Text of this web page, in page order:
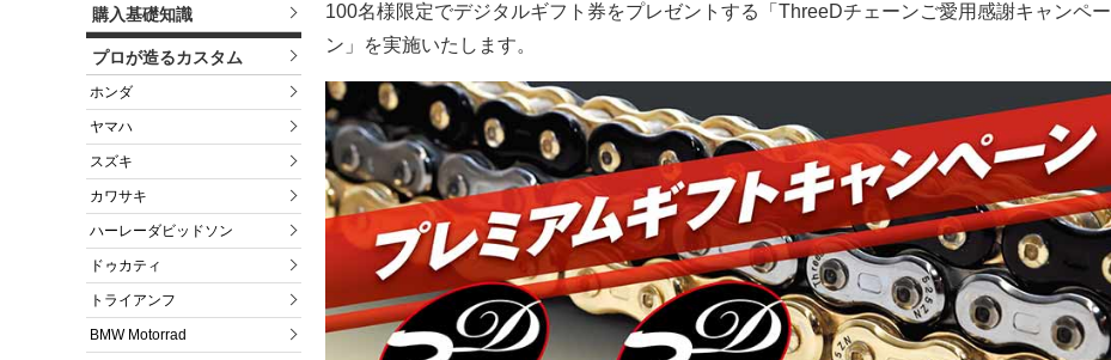
購入基礎知識
プロが造るカスタム
ホンダ
ヤマハ
スズキ
カワサキ
ハーレーダビッドソン
ドゥカティ
トライアンフ
BMW Motorrad
100名様限定でデジタルギフト券をプレゼントする「ThreeDチェーンご愛用感謝キャンペー
ン」を実施いたします。